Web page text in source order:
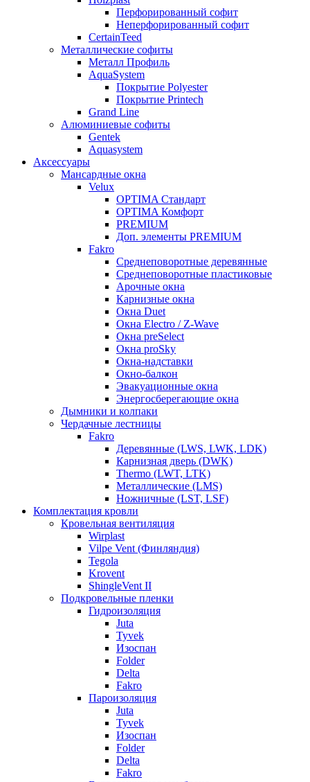
Перфорированный софит
Неперфорированный софит
CertainTeed
Металлические софиты
Металл Профиль
AquaSystem
Покрытие Polyester
Покрытие Printech
Grand Line
Алюминиевые софиты
Gentek
Aquasystem
Аксессуары
Мансардные окна
Velux
OPTIMA Стандарт
OPTIMA Комфорт
PREMIUM
Доп. элементы PREMIUM
Fakro
Cреднеповоротные деревянные
Cреднеповоротные пластиковые
Арочные окна
Карнизные окна
Окна Duet
Окна Electro / Z-Wave
Окна preSelect
Окна proSky
Окна-надставки
Окно-балкон
Эвакуационные окна
Энергосберегающие окна
Дымники и колпаки
Чердачные лестницы
Fakro
Деревянные (LWS, LWK, LDK)
Карнизная дверь (DWK)
Thermo (LWT, LTK)
Металлические (LMS)
Ножничные (LST, LSF)
Комплектация кровли
Кровельная вентиляция
Wirplast
Vilpe Vent (Финляндия)
Tegola
Krovent
ShingleVent II
Подкровельные пленки
Гидроизоляция
Juta
Tyvek
Изоспан
Folder
Delta
Fakro
Пароизоляция
Juta
Tyvek
Изоспан
Folder
Delta
Fakro